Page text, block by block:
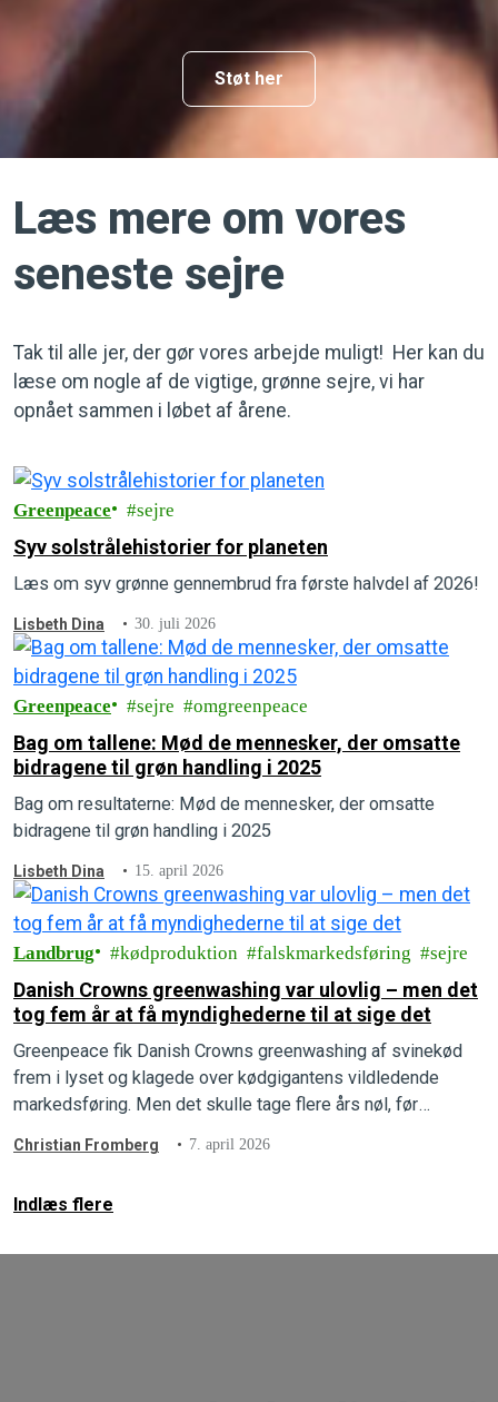
Støt her
Læs mere om vores
seneste sejre
Tak til alle jer, der gør vores arbejde muligt! Her kan du
læse om nogle af de vigtige, grønne sejre, vi har
opnået sammen i løbet af årene.
Greenpeace sejre
Syv solstrålehistorier for planeten
Læs om syv grønne gennembrud fra første halvdel af 2026!
Lisbeth Dina 30. juli 2026
Greenpeace sejre omgreenpeace
Bag om tallene: Mød de mennesker, der omsatte
bidragene til grøn handling i 2025
Bag om resultaterne: Mød de mennesker, der omsatte
bidragene til grøn handling i 2025
Lisbeth Dina 15. april 2026
Landbrug kødproduktion falskmarkedsføring sejre
Danish Crowns greenwashing var ulovlig – men det
tog fem år at få myndighederne til at sige det
Greenpeace fik Danish Crowns greenwashing af svinekød
frem i lyset og klagede over kødgigantens vildledende
markedsføring. Men det skulle tage flere års nøl, før
Christian Fromberg 7. april 2026
Indlæs flere